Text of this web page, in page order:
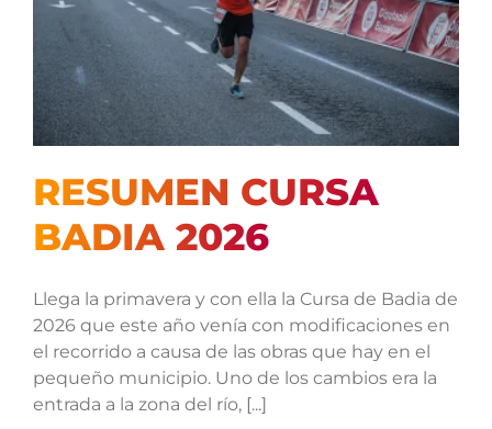
RESUMEN CURSA
BADIA 2026
Llega la primavera y con ella la Cursa de Badia de
2026 que este año venía con modificaciones en
el recorrido a causa de las obras que hay en el
pequeño municipio. Uno de los cambios era la
entrada a la zona del río, [...]